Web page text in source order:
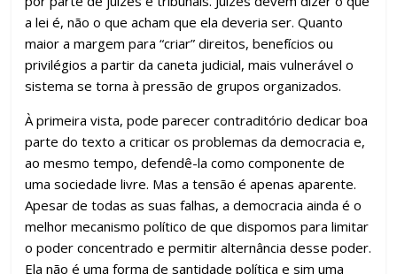
a lei é, não o que acham que ela deveria ser. Quanto
maior a margem para “criar” direitos, benefícios ou
privilégios a partir da caneta judicial, mais vulnerável o
sistema se torna à pressão de grupos organizados.
À primeira vista, pode parecer contraditório dedicar boa
parte do texto a criticar os problemas da democracia e,
ao mesmo tempo, defendê-la como componente de
uma sociedade livre. Mas a tensão é apenas aparente.
Apesar de todas as suas falhas, a democracia ainda é o
melhor mecanismo político de que dispomos para limitar
o poder concentrado e permitir alternância desse poder.
Ela não é uma forma de santidade política e sim uma